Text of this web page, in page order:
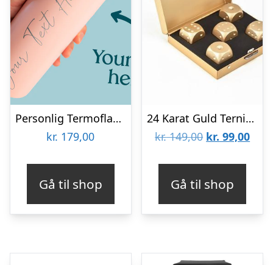
Personlig Termoflaske med Sugrør & Tekst – 600 ml
kr. 179,00
Gå til shop
24 Karat Guld Terninger
kr.149,00 Den
kr. 149,00.
kr. 99,00Den
kr.
Gå til shop